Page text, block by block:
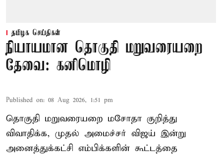
தமிழக செய்திகள்
நியாயமான தொகுதி மறுவரையறை
தேவை: கனிமொழி
Published on: 08 Aug 2026, 1:51 pm
தொகுதி மறுவரையறை மசோதா குறித்து
விவாதிக்க, முதல் அமைச்சர் விஜய் இன்று
அனைத்துக்கட்சி எம்பிக்களின் கூட்டத்தை